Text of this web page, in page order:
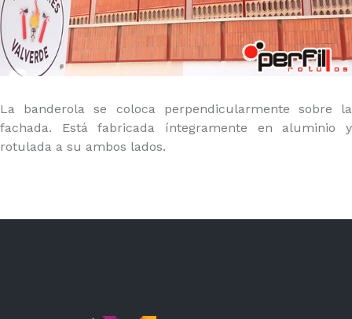
La banderola se coloca perpendicularmente sobre la
fachada. Está fabricada íntegramente en aluminio y
rotulada a su ambos lados.